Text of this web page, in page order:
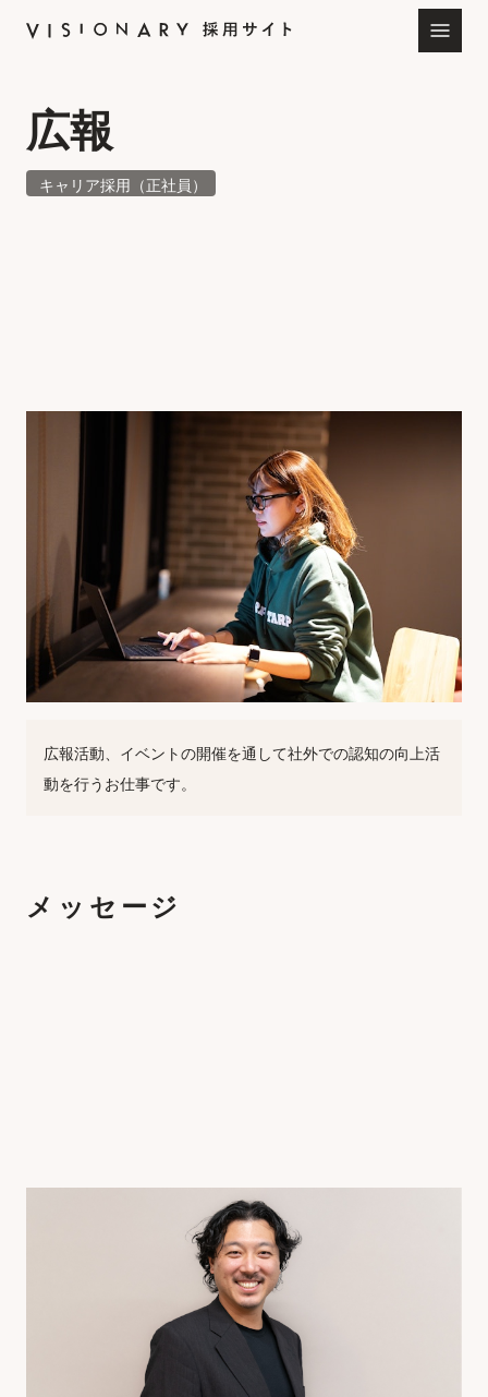
広報
キャリア採用（正社員）
広報活動、イベントの開催を通して社外での認知の向上活
動を行うお仕事です。
メッセージ